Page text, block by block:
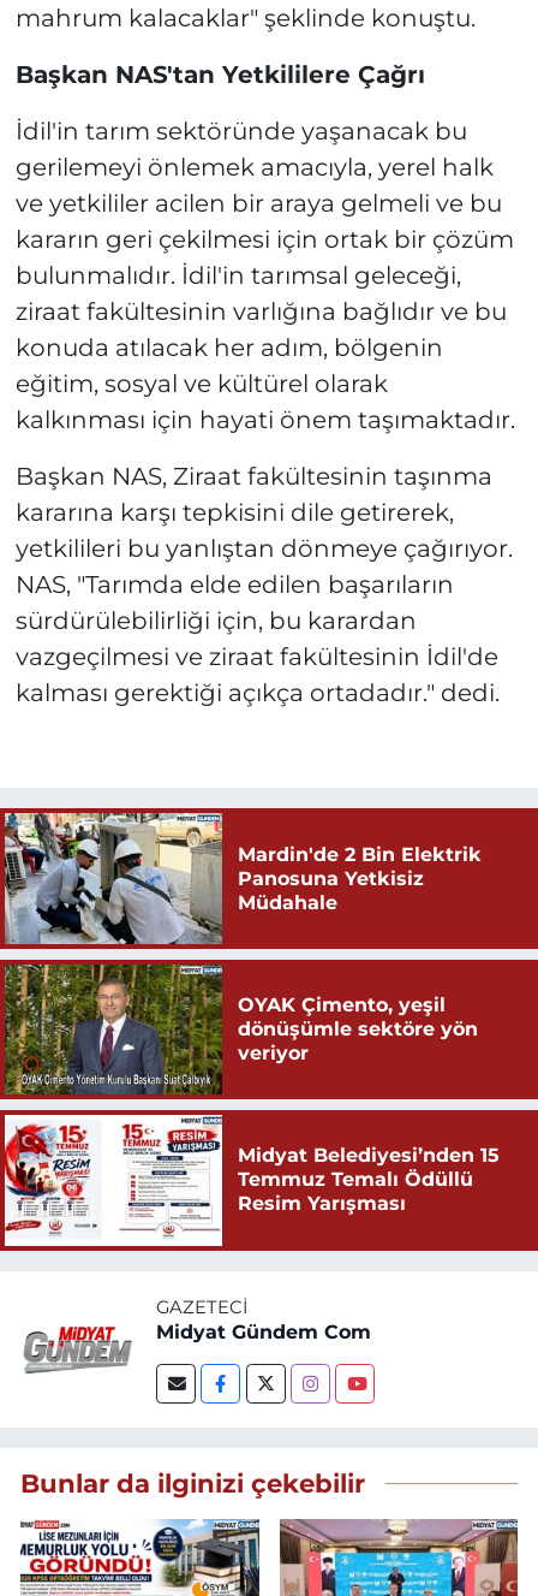
mahrum kalacaklar" şeklinde konuştu.
Başkan NAS'tan Yetkililere Çağrı
İdil'in tarım sektöründe yaşanacak bu
gerilemeyi önlemek amacıyla, yerel halk
ve yetkililer acilen bir araya gelmeli ve bu
kararın geri çekilmesi için ortak bir çözüm
bulunmalıdır. İdil'in tarımsal geleceği,
ziraat fakültesinin varlığına bağlıdır ve bu
konuda atılacak her adım, bölgenin
eğitim, sosyal ve kültürel olarak
kalkınması için hayati önem taşımaktadır.
Başkan NAS, Ziraat fakültesinin taşınma
kararına karşı tepkisini dile getirerek,
yetkilileri bu yanlıştan dönmeye çağırıyor.
NAS, "Tarımda elde edilen başarıların
sürdürülebilirliği için, bu karardan
vazgeçilmesi ve ziraat fakültesinin İdil'de
kalması gerektiği açıkça ortadadır." dedi.
Mardin'de 2 Bin Elektrik
Panosuna Yetkisiz
Müdahale
OYAK Çimento, yeşil
dönüşümle sektöre yön
veriyor
Midyat Belediyesi’nden 15
Temmuz Temalı Ödüllü
Resim Yarışması
GAZETECI
Midyat Gündem Com
Bunlar da ilginizi çekebilir